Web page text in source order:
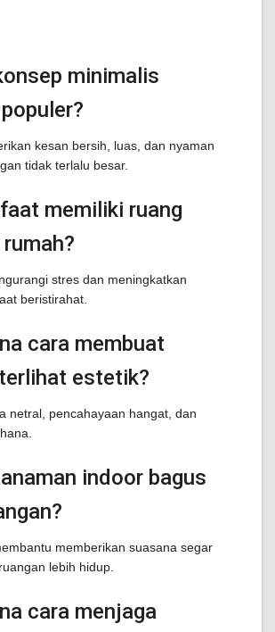
minimalis
kesan bersih, luas, dan nyaman
tidak terlalu besar.
memiliki ruang
stres dan meningkatkan
beristirahat.
cara membuat
estetik?
netral, pencahayaan hangat, dan
indoor bagus
memberikan suasana segar
lebih hidup.
cara menjaga